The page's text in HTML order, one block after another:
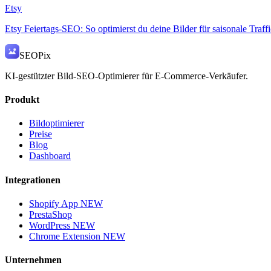
Etsy
Etsy Feiertags-SEO: So optimierst du deine Bilder für saisonale
SEOPix
KI-gestützter Bild-SEO-Optimierer für E-Commerce-Verkäufer.
Produkt
Bildoptimierer
Preise
Blog
Dashboard
Integrationen
Shopify App NEW
PrestaShop
WordPress NEW
Chrome Extension NEW
Unternehmen